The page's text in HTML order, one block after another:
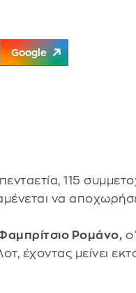
Google
115
να
Ρομάνο, ο
έχοντας μείνει